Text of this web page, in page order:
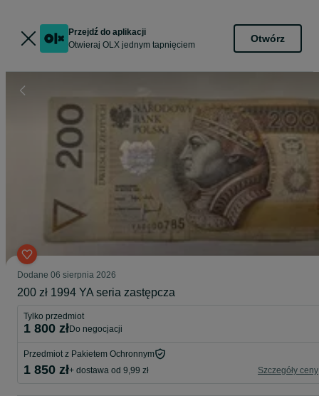
Przejdź do aplikacji
Otwieraj OLX jednym tapnięciem
Otwórz
Dodane 06 sierpnia 2026
200 zł 1994 YA seria zastępcza
Tylko przedmiot
1 800 zł do negocjacji
Przedmiot z Pakietem Ochronnym
1 850 zł+ dostawa od 9,99 zł Szczegóły ceny